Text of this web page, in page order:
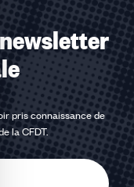
pris connaissance de
la CFDT.